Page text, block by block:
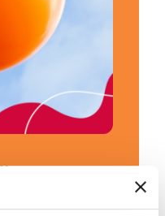
ammattiliitto.